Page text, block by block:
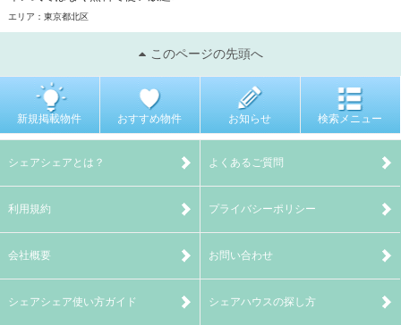
エリア：東京都北区
このページの先頭へ
新規掲載物件 おすすめ物件 お知らせ 検索メニュー
シェアシェアとは？ よくあるご質問
利用規約 プライバシーポリシー
会社概要 お問い合わせ
シェアシェア使い方ガイド シェアハウスの探し方